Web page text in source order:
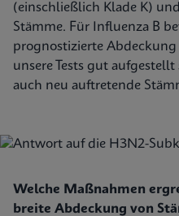
(einschließlich Klade K)
Stämme. Für Influenza B
prognostizierte Abdeckung
unsere Tests gut
auch neu auftretende
Welche Maßnahmen
breite Abdeckung von